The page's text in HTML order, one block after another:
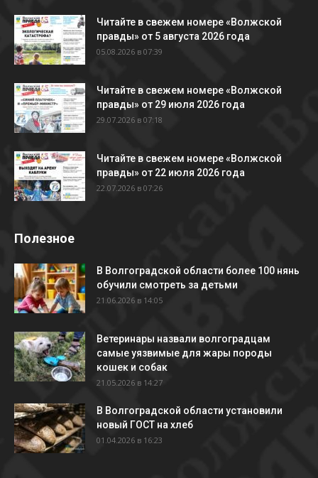
Читайте в свежем номере «Волжской
правды» от 5 августа 2026 года
05.08.2026 в 07:39
Читайте в свежем номере «Волжской
правды» от 29 июля 2026 года
29.07.2026 в 07:18
Читайте в свежем номере «Волжской
правды» от 22 июля 2026 года
22.07.2026 в 07:26
Полезное
В Волгоградской области более 100 нянь
обучили смотреть за детьми
21.06.2026 в 14:05
Ветеринары назвали волгоградцам
самые уязвимые для жары породы
кошек и собак
21.05.2026 в 14:27
В Волгоградской области установили
новый ГОСТ на хлеб
01.04.2026 в 16:23